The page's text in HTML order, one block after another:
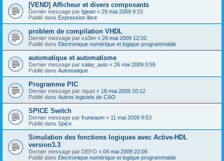
[VEND] Afficheur et divers composants
Dernier message par lgjean « 29 mai 2009 9:15
Publié dans Expression libre
problem de compilation VHDL
Dernier message par za3im « 26 mai 2009 12:02
Publié dans Electronique numérique et logique programmable
automatique et automatisme
Dernier message par salay_auto « 26 mai 2009 0:55
Publié dans Automatique
Programme PIC
Dernier message par riquet « 16 mai 2009 10:12
Publié dans Autres logiciels de CAO
SPICE Switch
Dernier message par fruneaum « 11 mai 2009 9:53
Publié dans Spice
Simulation des fonctions logiques avec Active-HDL
version3.3
Dernier message par DEFO « 04 mai 2009 22:06
Publié dans Electronique numérique et logique programmable